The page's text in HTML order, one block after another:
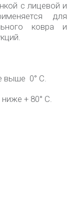
с лицевой и
для
ковра и
выше 0° С.
+ 80° С.